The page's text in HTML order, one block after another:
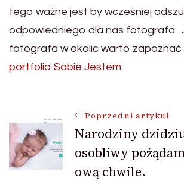
tego ważne jest by wcześniej
odpowiedniego dla nas fotografa.
fotografa w okolic warto zapoznać
portfolio Sobie Jestem.
Nawigacja
wpisu
Poprzedni artykuł
Narodziny
osobliwy
ową chwile.